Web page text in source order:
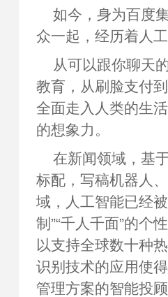
如今，身为百度
众一起，经历着
从可以跟你聊天
教育，从刷脸支付
全面走入人类的生
的想象力。
在新闻领域，基
标配，写稿机器人
域，人工智能已经
制”“千人千面”的个
以支持全球数十种
识别技术的应用使
管理方案的智能投